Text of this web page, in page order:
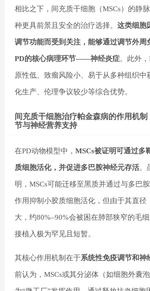
相比之下，间充质干细胞（MSCs）的静
种更具前景且安全的治疗选择。 这类细胞
调节功能而受到关注，能够通过调节外周
PD的核心病理环节——神经炎症。此外
原性低、致瘤风险小、易于从多种组织中
化生产、伦理争议较少等综合优势。
间充质干细胞治疗帕金森病的作用机制
节与神经营养支持
在PD动物模型中， MSCs被证明可通过多
质细胞活化，并促进多巴胺神经元存活。
明，MSCs可能迁移至黑质并通过与多巴
作用抑制小胶质细胞活化，但由于其直径
大，约80%–90%会被困在肺部狭窄的毛
接植入极为罕见且短暂。
其核心作用机制在于系统性免疫调节和神
前认为，MSCs或其分泌体（如细胞外囊